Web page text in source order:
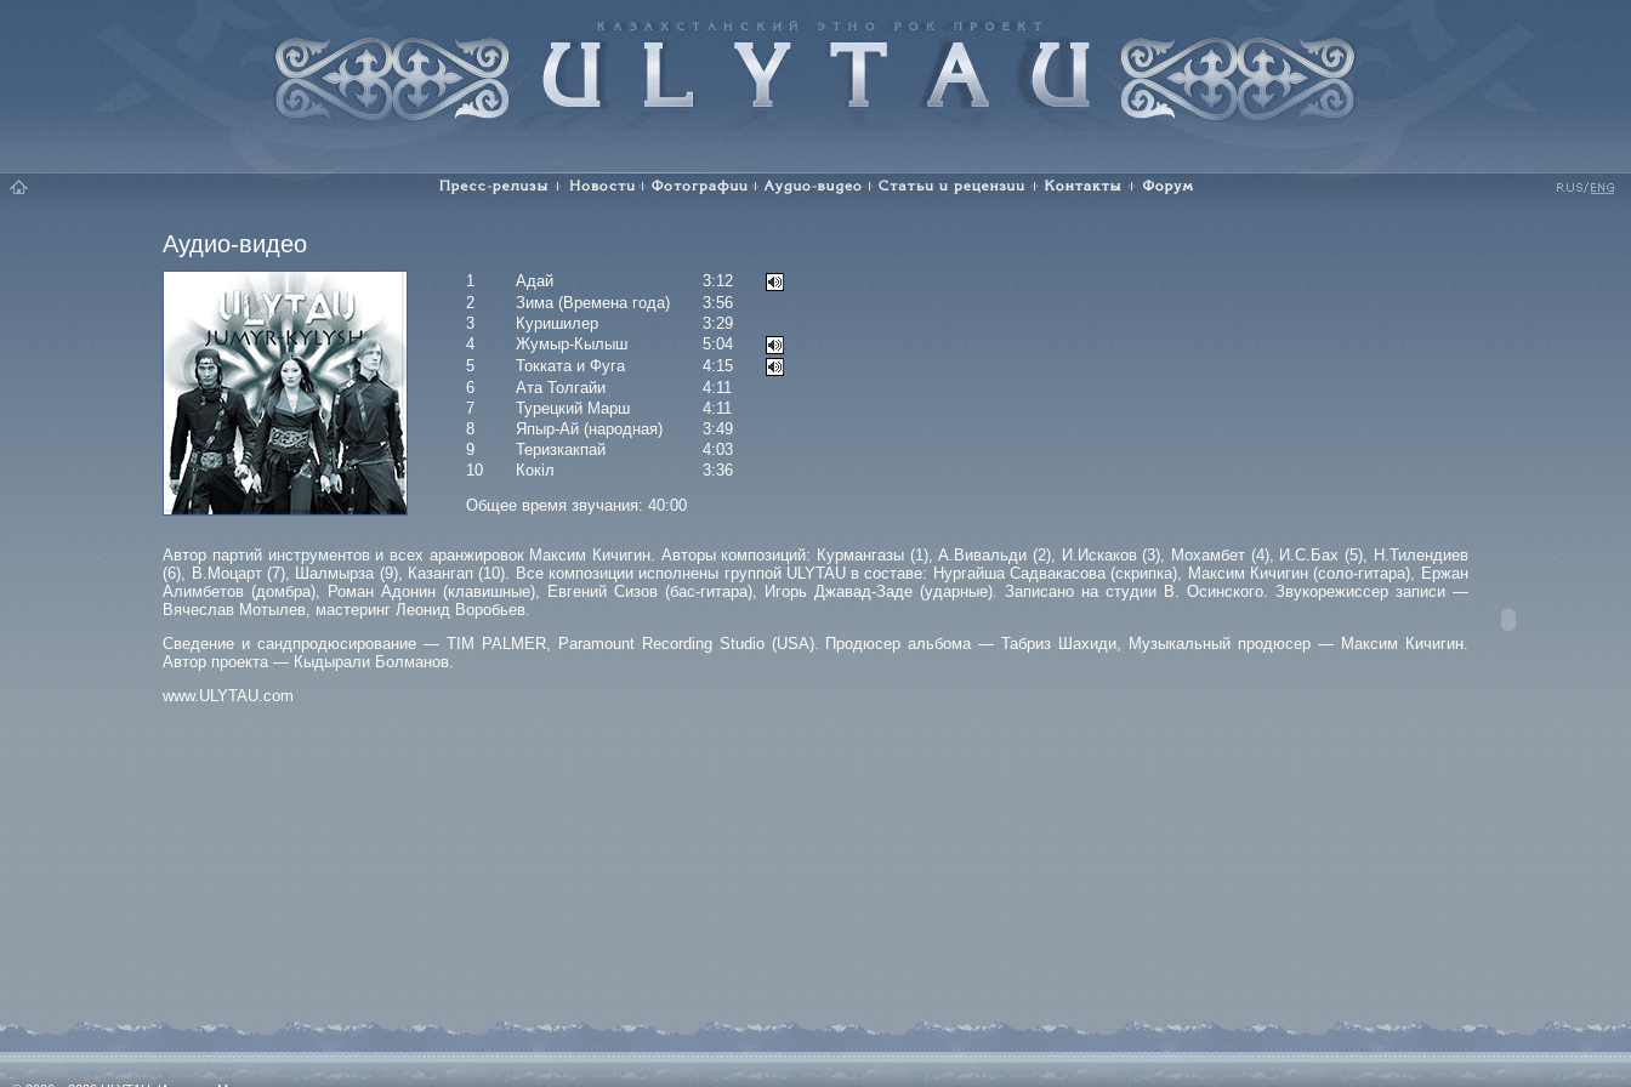
Аудио-видео
1 Адай
3:12
2
Зима (Времена года)
3:56
3
Куришилер
3:29
4
Жумыр-Кылыш
5:04
5
Токката и Фуга
4:15
6
Ата Толгайи
4:11
7
Турецкий Марш
4:11
8
Япыр-Ай (народная)
3:49
9
Теризкакпай
4:03
10
Кокiл
3:36
Общее время звучания: 40:00
Автор партий инструментов и всех аранжировок Максим Кичигин. Авторы композиций: Курмангазы (1), А.Вивальди (2), И.Искаков (3), Мохамбет (4), И.С.Бах (5), Н.Тилендиев
(6), В.Моцарт (7), Шалмырза (9), Казангап (10). Все композиции исполнены группой ULYTAU в составе: Нургайша Садвакасова (скрипка), Максим Кичигин (соло-гитара), Ержан
Алимбетов (домбра), Роман Адонин (клавишные), Евгений Сизов (бас-гитара), Игорь Джавад-Заде (ударные). Записано на студии В. Осинского. Звукорежиссер записи —
Вячеслав Мотылев, мастеринг Леонид Воробьев.
Сведение и сандпродюсирование — TIM PALMER, Paramount Recording Studio (USA). Продюсер альбома — Табриз Шахиди, Музыкальный продюсер — Максим Кичигин.
Автор проекта — Кыдырали Болманов.
www.ULYTAU.com